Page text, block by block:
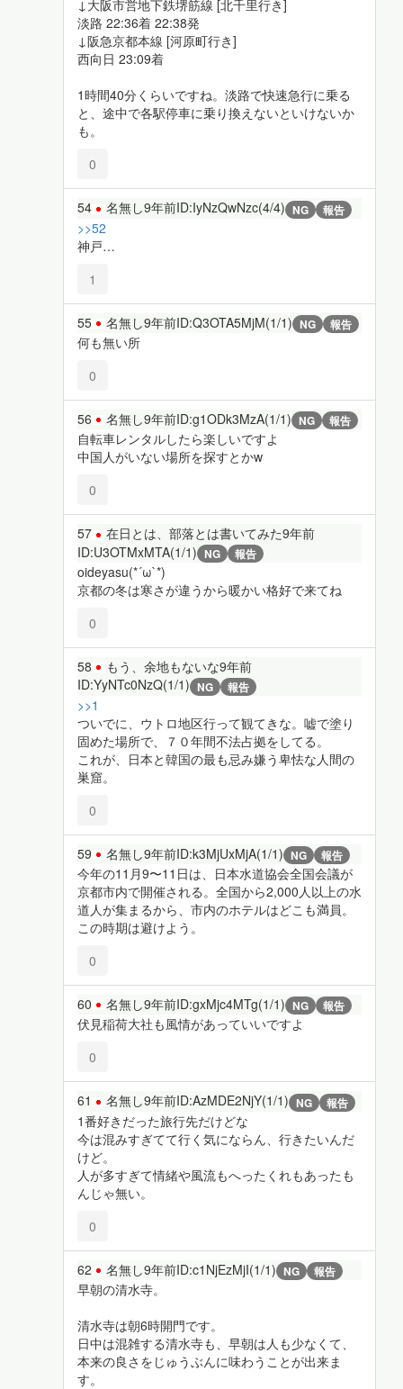
↓大阪市営地下鉄堺筋線 [北千里行き]
淡路 22:36着 22:38発
↓阪急京都本線 [河原町行き]
西向日 23:09着
1時間40分くらいですね。淡路で快速急行に乗る
と、途中で各駅停車に乗り換えないといけないか
も。
0
54 名無し9年前ID:IyNzQwNzc(4/4) NG 報告
>>52
神戸…
1
55 名無し9年前ID:Q3OTA5MjM(1/1) NG 報告
何も無い所
0
56 名無し9年前ID:g1ODk3MzA(1/1) NG 報告
自転車レンタルしたら楽しいですよ
中国人がいない場所を探すとかw
0
57 在日とは、部落とは書いてみた9年前
ID:U3OTMxMTA(1/1) NG 報告
oideyasu(*´ω`*)
京都の冬は寒さが違うから暖かい格好で来てね
0
58 もう、余地もないな9年前
ID:YyNTc0NzQ(1/1) NG 報告
>>1
ついでに、ウトロ地区行って観てきな。嘘で塗り
固めた場所で、７０年間不法占拠をしてる。
これが、日本と韓国の最も忌み嫌う卑怯な人間の
巣窟。
0
59 名無し9年前ID:k3MjUxMjA(1/1) NG 報告
今年の11月9〜11日は、日本水道協会全国会議が
京都市内で開催される。全国から2,000人以上の水
道人が集まるから、市内のホテルはどこも満員。
この時期は避けよう。
0
60 名無し9年前ID:gxMjc4MTg(1/1) NG 報告
伏見稲荷大社も風情があっていいですよ
0
61 名無し9年前ID:AzMDE2NjY(1/1) NG 報告
1番好きだった旅行先だけどな
今は混みすぎてて行く気にならん、行きたいんだ
けど。
人が多すぎて情緒や風流もへったくれもあったも
んじゃ無い。
0
62 名無し9年前ID:c1NjEzMjI(1/1) NG 報告
早朝の清水寺。
清水寺は朝6時開門です。
日中は混雑する清水寺も、早朝は人も少なくて、
本来の良さをじゅうぶんに味わうことが出来ま
す。